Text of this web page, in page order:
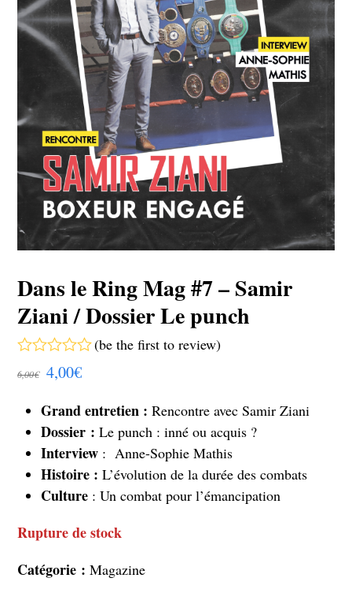
Dans le Ring Mag #7 – Samir
Ziani / Dossier Le punch
0
(be the first to review)
6,00€ 4,00€
Grand entretien :Rencontre avec Samir Ziani
Dossier :Le punch : inné ou acquis ?
Interview : Anne-Sophie Mathis
Histoire :L’évolution de la durée des combats
Culture : Un combat pour l’émancipation
Rupture de stock
Catégorie :Magazine